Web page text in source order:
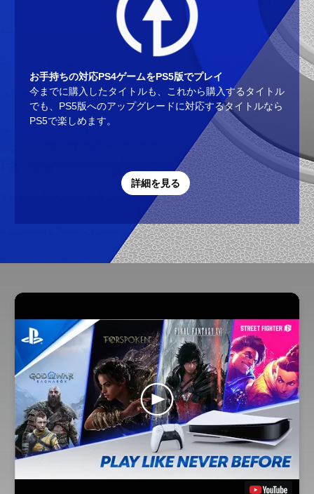
お手持ちの対応PS4ゲームをPS5版でプレイ
今までに購入したタイトルも、これから購入するタイトル
でも、PS5版へのアップグレードに対応するタイトルなら
PS5で楽しめます。
詳細を見る